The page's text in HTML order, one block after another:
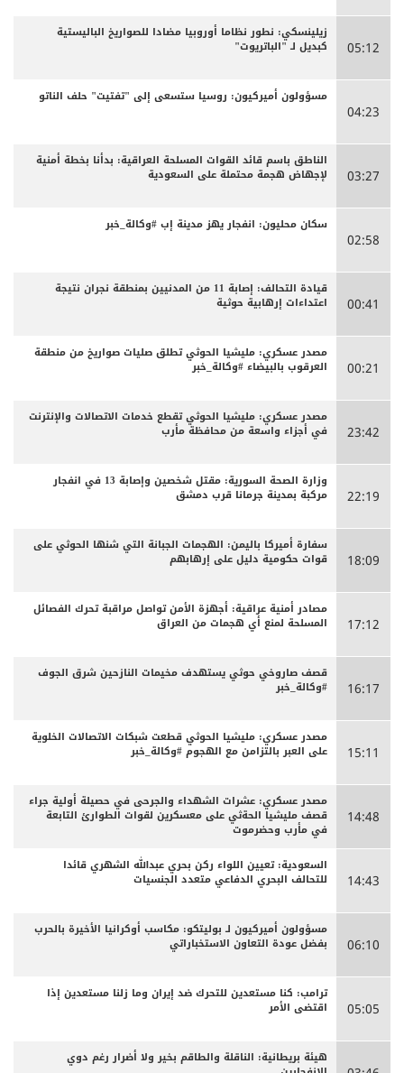
05:12
زيلينسكي: نطور نظاما أوروبيا مضادا للصواريخ الباليستية
كبديل لـ "الباتريوت"
04:23
مسؤولون أميركيون: روسيا ستسعى إلى "تفتيت" حلف الناتو
03:27
الناطق باسم قائد القوات المسلحة العراقية: بدأنا بخطة أمنية
لإجهاض هجمة محتملة على السعودية
02:58
سكان محليون: انفجار يهز مدينة إب #وكالة_خبر
00:41
قيادة التحالف: إصابة 11 من المدنيين بمنطقة نجران نتيجة
اعتداءات إرهابية حوثية
00:21
مصدر عسكري: مليشيا الحوثي تطلق صليات صواريخ من منطقة
العرقوب بالبيضاء #وكالة_خبر
23:42
مصدر عسكري: مليشيا الحوثي تقطع خدمات الاتصالات والإنترنت
في أجزاء واسعة من محافظة مأرب
22:19
وزارة الصحة السورية: مقتل شخصين وإصابة 13 في انفجار
مركبة بمدينة جرمانا قرب دمشق
18:09
سفارة أميركا باليمن: الهجمات الجبانة التي شنها الحوثي على
قوات حكومية دليل على إرهابهم
17:12
مصادر أمنية عراقية: أجهزة الأمن تواصل مراقبة تحرك الفصائل
المسلحة لمنع أي هجمات من العراق
16:17
قصف صاروخي حوثي يستهدف مخيمات النازحين شرق الجوف
#وكالة_خبر
15:11
مصدر عسكري: مليشيا الحوثي قطعت شبكات الاتصالات الخلوية
على العبر بالتزامن مع الهجوم #وكالة_خبر
14:48
مصدر عسكري: عشرات الشهداء والجرحى ‏في حصيلة أولية جراء
قصف مليشيا الحةثي على معسكرين لقوات الطوارئ التابعة
في مأرب وحضرموت
14:43
السعودية: تعيين اللواء ركن بحري عبدالله الشهري قائدا
للتحالف البحري الدفاعي متعدد الجنسيات
06:10
مسؤولون أميركيون لـ بوليتكو: مكاسب أوكرانيا الأخيرة بالحرب
بفضل عودة التعاون الاستخباراتي
05:05
ترامب: كنا مستعدين للتحرك ضد إيران وما زلنا مستعدين إذا
اقتضى الأمر
هيئة بريطانية: الناقلة والطاقم بخير ولا أضرار رغم دوي